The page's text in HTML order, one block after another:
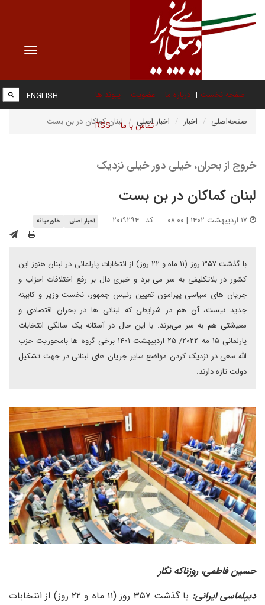
Toggle
صفحه نخست درباره ما عضویت پیوند ها
تماس با ما RSS
ENGLISH
صفحه‌اصلی اخبار اخبار اصلی لبنان کماکان در بن بست
خروج از بحران، خیلی دور خیلی نزدیک
لبنان کماکان در بن بست
کد : ۲۰۱۹۲۹۴ اخبار اصلی خاورمیانه
با گذشت ۳۵۷ روز (۱۱ ماه و ۲۲ روز) از انتخابات پارلمانی در لبنان هنوز این
کشور در بلاتکلیفی به سر می برد و خبری دال بر رفع اختلافات احزاب و
جریان های سیاسی پیرامون تعیین رئیس جمهور، نخست وزیر و کابینه
جدید نیست، آن هم در شرایطی که لبنانی ها در بحران اقتصادی و
معیشتی هم به سر می‌برند. با این حال در آستانه یک سالگی انتخابات
پارلمانی ۱۵ مه ۲۰۲۲/ ۲۵ اردیبهشت ۱۴۰۱ برخی گروه ها بامحوریت حزب
الله سعی در نزدیک کردن مواضع سایر جریان های لبنانی در جهت تشکیل
دولت تازه دارند.
حسین فاطمی، روزناکه نگار
دیپلماسی ایرانی:
با گذشت ۳۵۷ روز (۱۱ ماه و ۲۲ روز) از انتخابات